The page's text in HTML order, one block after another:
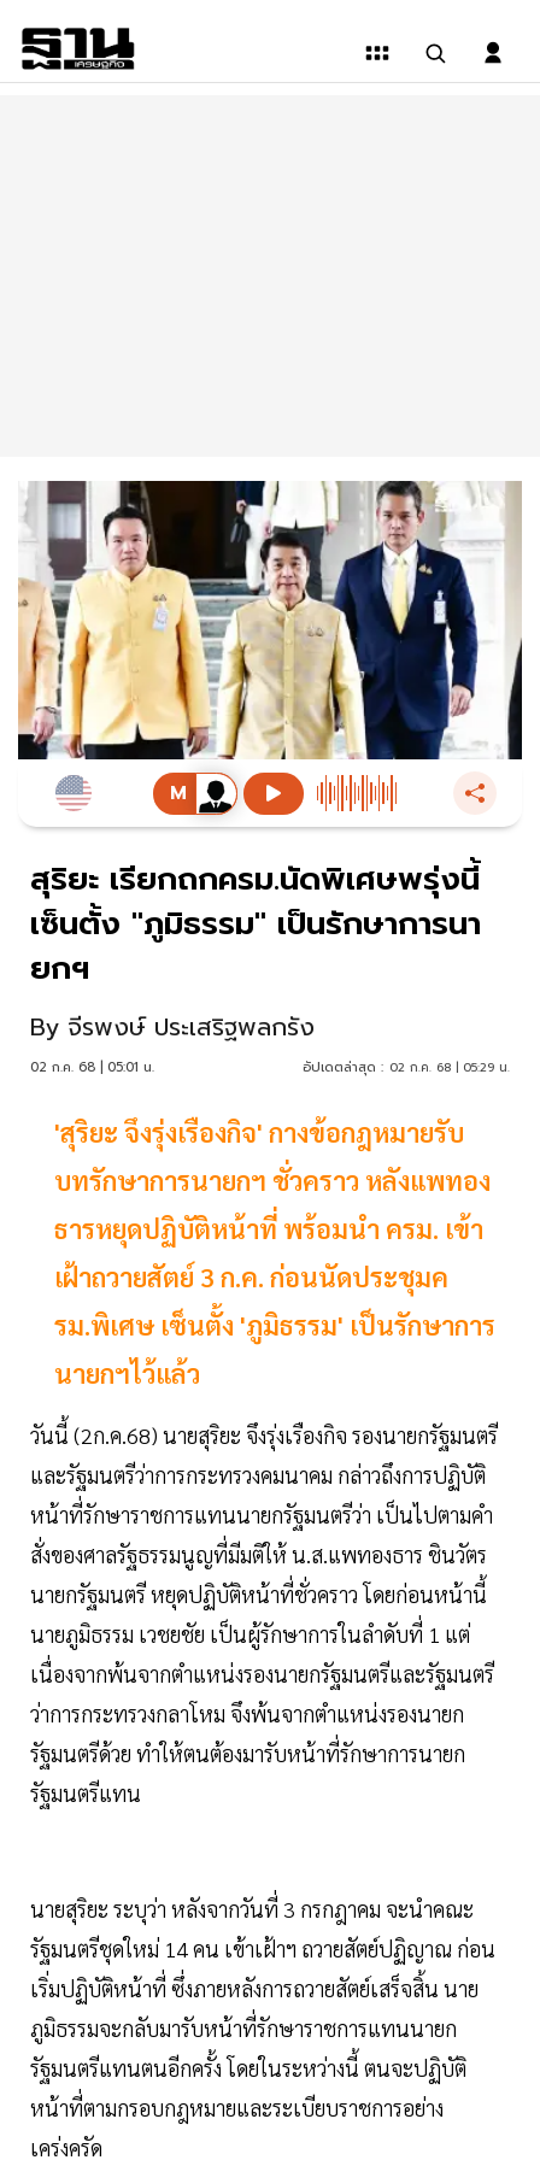
สุริยะ เรียกถกครม.นัดพิเศษพรุ่งนี้
เซ็นตั้ง "ภูมิธรรม" เป็นรักษาการนา
ยกฯ
By จีรพงษ์ ประเสริฐพลกรัง
02 ก.ค. 68 | 05:01 น. อัปเดตล่าสุด : 02 ก.ค. 68 | 05:29 น.
'สุริยะ จึงรุ่งเรืองกิจ' กางข้อกฎหมายรับ
บทรักษาการนายกฯ ชั่วคราว หลังแพทอง
ธารหยุดปฏิบัติหน้าที่ พร้อมนำ ครม. เข้า
เฝ้าถวายสัตย์ 3 ก.ค. ก่อนนัดประชุมค
รม.พิเศษ เซ็นตั้ง 'ภูมิธรรม' เป็นรักษาการ
นายกฯไว้แล้ว
วันนี้ (2ก.ค.68) นายสุริยะ จึงรุ่งเรืองกิจ รองนายกรัฐมนตรี
และรัฐมนตรีว่าการกระทรวงคมนาคม กล่าวถึงการปฏิบัติ
หน้าที่รักษาราชการแทนนายกรัฐมนตรีว่า เป็นไปตามคำ
สั่งของศาลรัฐธรรมนูญที่มีมติให้ น.ส.แพทองธาร ชินวัตร
นายกรัฐมนตรี หยุดปฏิบัติหน้าที่ชั่วคราว โดยก่อนหน้านี้
นายภูมิธรรม เวชยชัย เป็นผู้รักษาการในลำดับที่ 1 แต่
เนื่องจากพ้นจากตำแหน่งรองนายกรัฐมนตรีและรัฐมนตรี
ว่าการกระทรวงกลาโหม จึงพ้นจากตำแหน่งรองนายก
รัฐมนตรีด้วย ทำให้ตนต้องมารับหน้าที่รักษาการนายก
รัฐมนตรีแทน
นายสุริยะ ระบุว่า หลังจากวันที่ 3 กรกฎาคม จะนำคณะ
รัฐมนตรีชุดใหม่ 14 คน เข้าเฝ้าฯ ถวายสัตย์ปฏิญาณ ก่อน
เริ่มปฏิบัติหน้าที่ ซึ่งภายหลังการถวายสัตย์เสร็จสิ้น นาย
ภูมิธรรมจะกลับมารับหน้าที่รักษาราชการแทนนายก
รัฐมนตรีแทนตนอีกครั้ง โดยในระหว่างนี้ ตนจะปฏิบัติ
หน้าที่ตามกรอบกฎหมายและระเบียบราชการอย่าง
เคร่งครัด